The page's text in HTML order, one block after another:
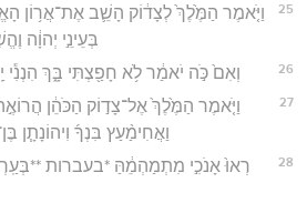
25
וַיֹּ֤אמֶר הַמֶּ֙לֶךְ֙ לְצָד֔וֹק הָשֵׁ֛ב אֶת־אֲר֥וֹן
בְּעֵינֵ֣י יְהוָ֔ה
26 וְאִם֙ כֹּ֣ה יֹאמַ֔ר לֹ֥א חָפַ֖צְתִּי בָּ֑ךְ הִנְנִ֕י
27
וַיֹּ֤אמֶר הַמֶּ֙לֶךְ֙ אֶל־צָד֣וֹק הַכֹּהֵ֔ן
וַאֲחִימַ֨עַץ בִּנְךָ֜ וִיהוֹנָתָ֧ן
28
רְאוּ֙ אָנֹכִ֣י מִתְמַהְמֵ֔הַּ *בעברות